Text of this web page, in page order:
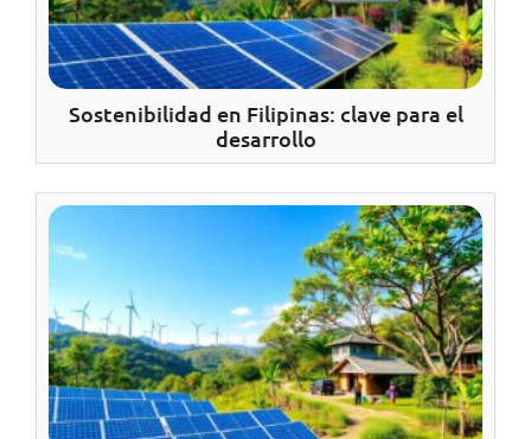
Sostenibilidad en Filipinas: clave para el
desarrollo